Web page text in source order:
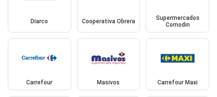
Diarco Cooperativa Obrera
Supermercados
Comodin
Carrefour Masivos Carrefour Maxi